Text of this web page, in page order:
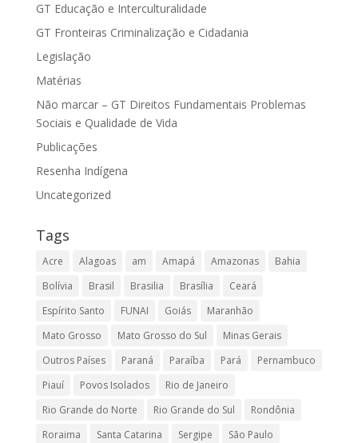
GT Educação e Interculturalidade
GT Fronteiras Criminalização e Cidadania
Legislação
Matérias
Não marcar – GT Direitos Fundamentais Problemas
Sociais e Qualidade de Vida
Publicações
Resenha Indígena
Uncategorized
Tags
Acre Alagoas am Amapá Amazonas
Bahia
Bolívia
Brasil Brasilia Brasília
Ceará
Espírito Santo
FUNAI Goiás
Maranhão
Mato Grosso
Mato Grosso do Sul
Minas Gerais
Outros Países
Paraná Paraíba Pará
Pernambuco
Piauí
Povos Isolados
Rio de Janeiro
Rio Grande do Norte
Rio Grande do Sul
Rondônia
Roraima
Santa Catarina Sergipe
São Paulo